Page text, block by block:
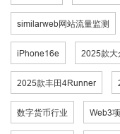
similarweb网站流量监测
iPhone16e 2025款大
2025款丰田4Runner
数字货币行业 Web3